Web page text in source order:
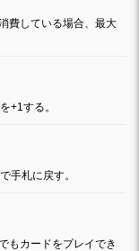
費している場合、最大
+1する。
手札に戻す。
もカードをプレイでき